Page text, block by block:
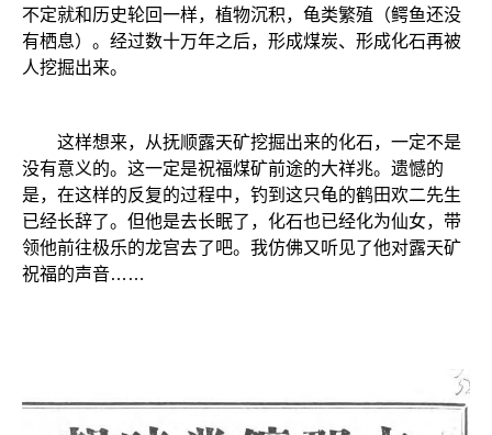
不定就和历史轮回一样，植物沉积，龟类繁殖（鳄鱼还没
有栖息）。经过数十万年之后，形成煤炭、形成化石再被
人挖掘出来。
这样想来，从抚顺露天矿挖掘出来的化石，一定不是
没有意义的。这一定是祝福煤矿前途的大祥兆。遗憾的
是，在这样的反复的过程中，钓到这只龟的鹤田欢二先生
已经长辞了。但他是去长眠了，化石也已经化为仙女，带
领他前往极乐的龙宫去了吧。我仿佛又听见了他对露天矿
祝福的声音……